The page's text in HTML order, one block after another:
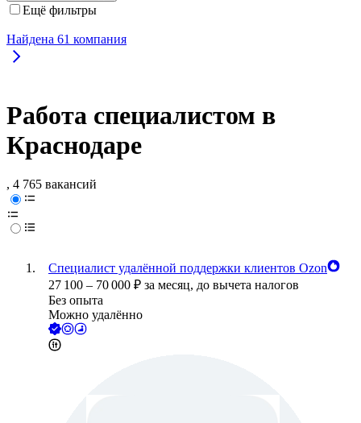
Ещё фильтры
Найдена 61 компания
Работа специалистом в
Краснодаре
, 4 765 вакансий
Специалист удалённой поддержки клиентов Ozon
27 100 – 70 000 ₽ за месяц, до вычета налогов
Без опыта
Можно удалённо